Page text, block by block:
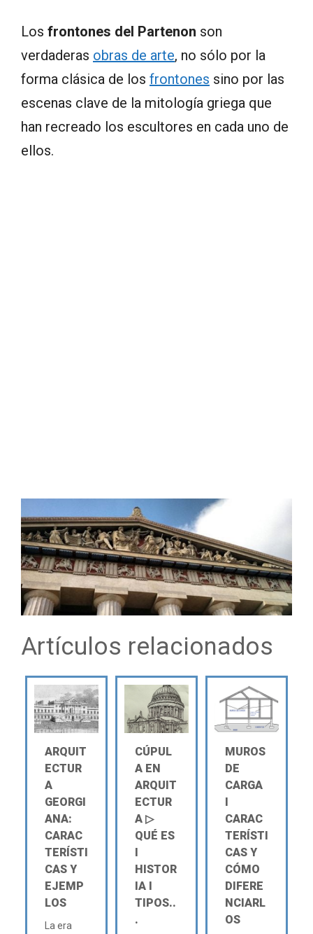
Los frontones del Partenon son
verdaderas obras de arte, no sólo por la
forma clásica de los frontones sino por las
escenas clave de la mitología griega que
han recreado los escultores en cada uno de
ellos.
Artículos relacionados
ARQUIT
ECTUR
A
GEORGI
ANA:
CARAC
TERÍSTI
CAS Y
EJEMP
LOS
La era
CÚPUL
A EN
ARQUIT
ECTUR
A ▷
QUÉ ES
HISTOR
IA Ι
TIPOS..
.
MUROS
DE
CARGA
CARAC
TERÍSTI
CAS Y
CÓMO
DIFERE
NCIARL
OS